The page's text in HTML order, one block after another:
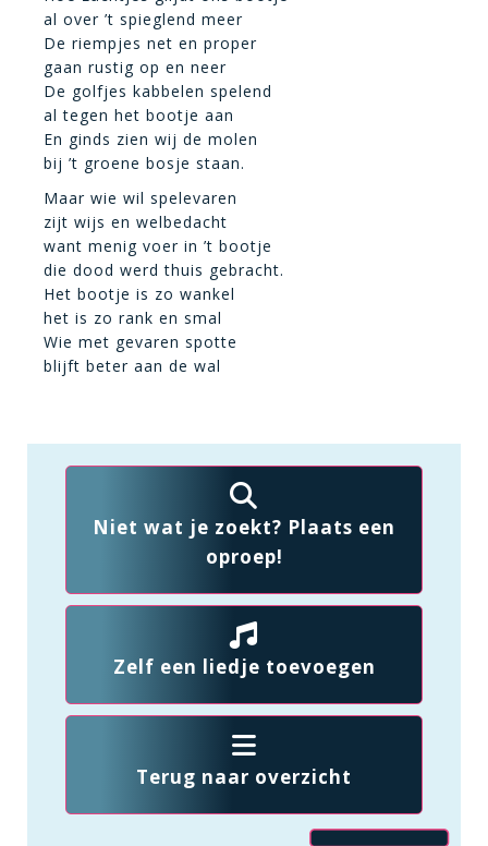
al over ’t spieglend meer
De riempjes net en proper
gaan rustig op en neer
De golfjes kabbelen spelend
al tegen het bootje aan
En ginds zien wij de molen
bij ’t groene bosje staan.
Maar wie wil spelevaren
zijt wijs en welbedacht
want menig voer in ’t bootje
die dood werd thuis gebracht.
Het bootje is zo wankel
het is zo rank en smal
Wie met gevaren spotte
blijft beter aan de wal
Niet wat je zoekt? Plaats een
oproep!
Zelf een liedje toevoegen
Terug naar overzicht